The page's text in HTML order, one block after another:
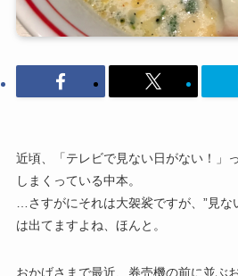
近頃、「テレビで見ない日がない！」
しまくっている中本。
…さすがにそれは大袈裟ですが、”見な
は出てますよね、ほんと。
おかげさまで最近、券売機の前に並ぶ